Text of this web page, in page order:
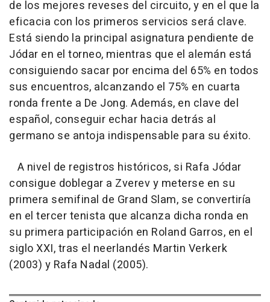
de los mejores reveses del circuito, y en el que la
eficacia con los primeros servicios será clave.
Está siendo la principal asignatura pendiente de
Jódar en el torneo, mientras que el alemán está
consiguiendo sacar por encima del 65% en todos
sus encuentros, alcanzando el 75% en cuarta
ronda frente a De Jong. Además, en clave del
español, conseguir echar hacia detrás al
germano se antoja indispensable para su éxito.
A nivel de registros históricos, si Rafa Jódar
consigue doblegar a Zverev y meterse en su
primera semifinal de Grand Slam, se convertiría
en el tercer tenista que alcanza dicha ronda en
su primera participación en Roland Garros, en el
siglo XXI, tras el neerlandés Martin Verkerk
(2003) y Rafa Nadal (2005).